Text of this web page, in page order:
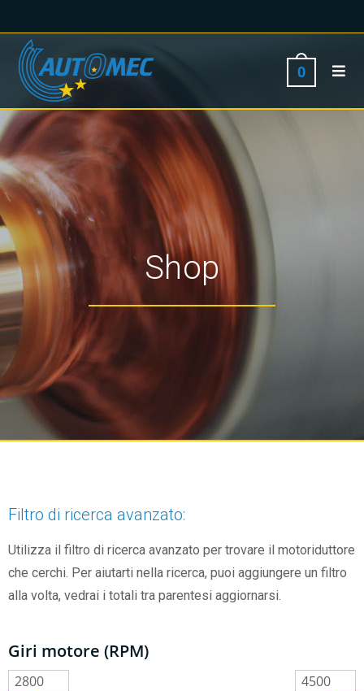
0
Shop
Filtro di ricerca avanzato:
Utilizza il filtro di ricerca avanzato per trovare il motoriduttore
che cerchi. Per aiutarti nella ricerca, puoi aggiungere un filtro
alla volta, vedrai i totali tra parentesi aggiornarsi.
Giri motore (RPM)